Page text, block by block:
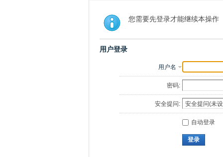
您需要先登录才能继续本操作
用户登录
用户名
密码:
安全提问:
自动登录
登录